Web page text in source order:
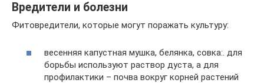
Вредители и болезни
Фитовредители, которые могут поражать культуру:
весенняя капустная мушка, белянка, совка:. для
борьбы используют раствор дуста, а для
профилактики – почва вокруг корней растений